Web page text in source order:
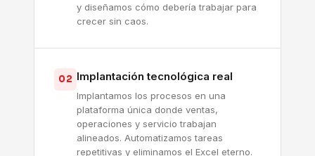
y diseñamos cómo debería trabajar para
crecer sin caos.
02 Implantación tecnológica real
Implantamos los procesos en una
plataforma única donde ventas,
operaciones y servicio trabajan
alineados. Automatizamos tareas
repetitivas y eliminamos el Excel eterno.